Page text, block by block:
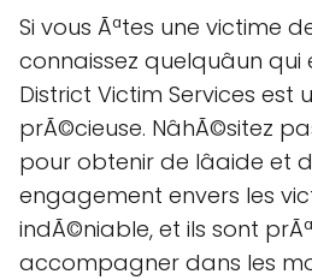
Si vous Ãªtes une victime
connaissez quelquâun
District Victim Services est
prÃ©cieuse. NâhÃ©sitez
pour obtenir de lâaide et
engagement envers les
indÃ©niable, et ils sont
accompagner dans les